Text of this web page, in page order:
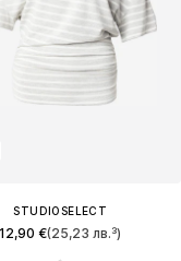
STUDIOSELECT
12,90 €(25,23 лв.³)